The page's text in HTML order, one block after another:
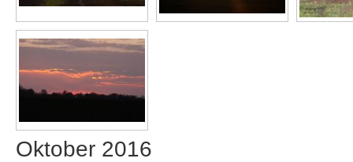
Oktober 2016